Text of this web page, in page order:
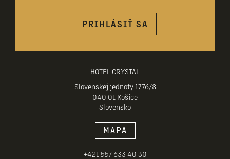
HOTEL CRYSTAL
Slovenskej jednoty 1776/8
040 01 Košice
Slovensko
MAPA
+421 55/ 633 40 30
PRIHLÁSIŤ SA